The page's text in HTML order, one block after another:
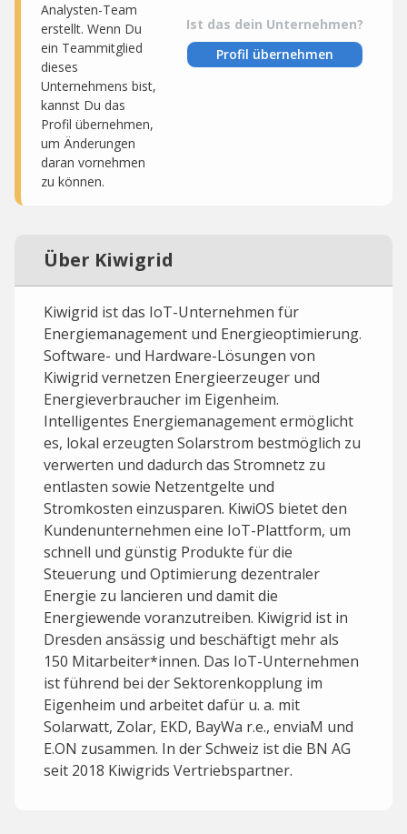
Analysten-Team
erstellt. Wenn Du
ein Teammitglied
dieses
Unternehmens bist,
kannst Du das
Profil übernehmen,
um Änderungen
daran vornehmen
zu können.
Ist das dein Unternehmen?
Profil übernehmen
Über Kiwigrid
Kiwigrid ist das IoT-Unternehmen für
Energiemanagement und Energieoptimierung.
Software- und Hardware-Lösungen von
Kiwigrid vernetzen Energieerzeuger und
Energieverbraucher im Eigenheim.
Intelligentes Energiemanagement ermöglicht
es, lokal erzeugten Solarstrom bestmöglich zu
verwerten und dadurch das Stromnetz zu
entlasten sowie Netzentgelte und
Stromkosten einzusparen. KiwiOS bietet den
Kundenunternehmen eine IoT-Plattform, um
schnell und günstig Produkte für die
Steuerung und Optimierung dezentraler
Energie zu lancieren und damit die
Energiewende voranzutreiben. Kiwigrid ist in
Dresden ansässig und beschäftigt mehr als
150 Mitarbeiter*innen. Das IoT-Unternehmen
ist führend bei der Sektorenkopplung im
Eigenheim und arbeitet dafür u. a. mit
Solarwatt, Zolar, EKD, BayWa r.e., enviaM und
E.ON zusammen. In der Schweiz ist die BN AG
seit 2018 Kiwigrids Vertriebspartner.